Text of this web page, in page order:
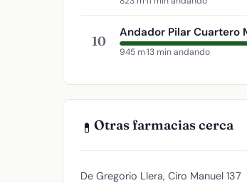
10
Andador Pilar Cuartero
945 m·13 min andando
💊 Otras farmacias cerca
De Gregorio Llera, Ciro Manuel 137